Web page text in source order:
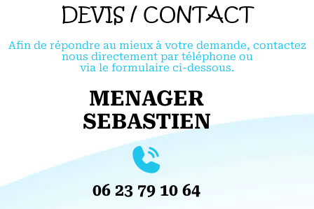
DEVIS / CONTACT
Afin de répondre au mieux à votre demande, contactez
nous directement par téléphone ou
via le formulaire ci-dessous.
MENAGER
SEBASTIEN
06 23 79 10 64